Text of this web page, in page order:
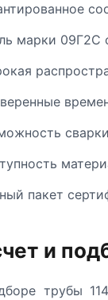
марки 09Г2С
пакет
и
трубы